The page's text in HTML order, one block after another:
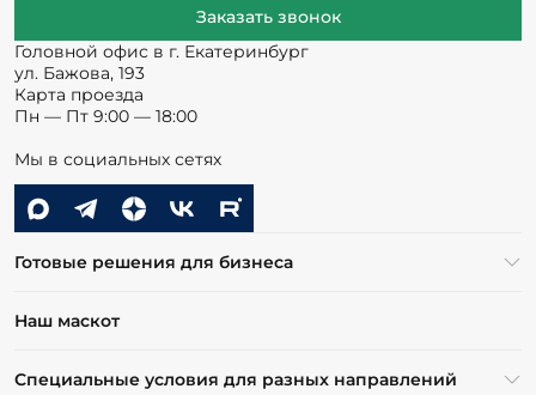
Заказать звонок
Головной офис в г. Екатеринбург
ул. Бажова, 193
Карта проезда
Пн — Пт 9:00 — 18:00
Мы в социальных сетях
Готовые решения для бизнеса
Наш маскот
Специальные условия для разных направлений